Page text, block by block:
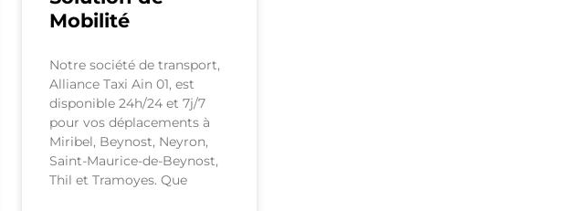
Mobilité
Notre société de transport,
Alliance Taxi Ain 01, est
disponible 24h/24 et 7j/7
pour vos déplacements à
Miribel, Beynost, Neyron,
Saint-Maurice-de-Beynost,
Thil et Tramoyes. Que